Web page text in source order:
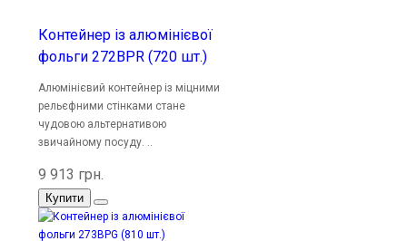
Контейнер із алюмінієвої
фольги 272BPR (720 шт.)
Алюмінієвий контейнер із міцними
рельєфними стінками стане
чудовою альтернативою
звичайному посуду. ..
9 913 грн.
Купити